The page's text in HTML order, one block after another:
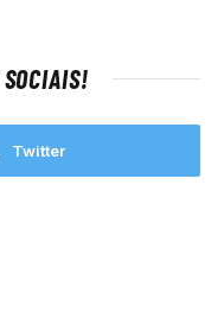
SOCIAIS!
Twitter